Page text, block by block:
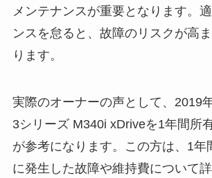
メンテナンスが重要となります。
ンスを怠ると、故障のリスクが高
ります。
実際のオーナーの声として、2019
3シリーズ M340i xDriveを1年間所
が参考になります。この方は、1年
に発生した故障や維持費について